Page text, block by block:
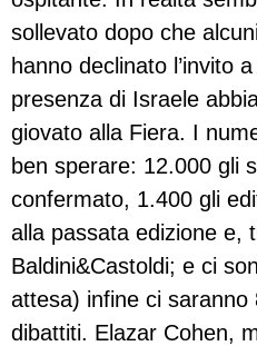
sollevato dopo che
hanno declinato l’invito
presenza di Israele
giovato alla Fiera. I
ben sperare: 12.000 gli
confermato, 1.400 gli
alla passata edizione e,
Baldini&Castoldi; e ci
attesa) infine ci saranno
dibattiti. Elazar Cohen,